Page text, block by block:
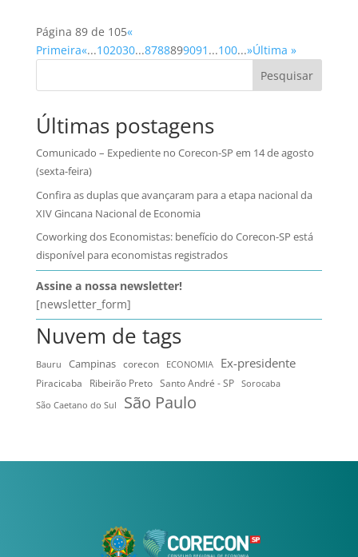
Página 89 de 105«
Primeira«...102030...8788899091 ...100...»Última »
Pesquisar
Últimas postagens
Comunicado – Expediente no Corecon-SP em 14 de agosto
(sexta-feira)
Confira as duplas que avançaram para a etapa nacional da
XIV Gincana Nacional de Economia
Coworking dos Economistas: benefício do Corecon-SP está
disponível para economistas registrados
Assine a nossa newsletter!
[newsletter_form]
Nuvem de tags
Bauru Campinas corecon ECONOMIA Ex-presidente
Piracicaba Ribeirão Preto Santo André - SP
Sorocaba
São Caetano do Sul
São Paulo